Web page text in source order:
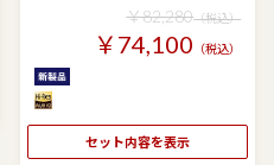
￥82,280（税込）
￥74,100 （税込）
セット内容を表示